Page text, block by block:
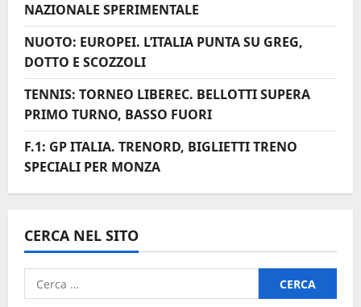
NAZIONALE SPERIMENTALE
NUOTO: EUROPEI. L’ITALIA PUNTA SU GREG,
DOTTO E SCOZZOLI
TENNIS: TORNEO LIBEREC. BELLOTTI SUPERA
PRIMO TURNO, BASSO FUORI
F.1: GP ITALIA. TRENORD, BIGLIETTI TRENO
SPECIALI PER MONZA
CERCA NEL SITO
Ricerca
per: